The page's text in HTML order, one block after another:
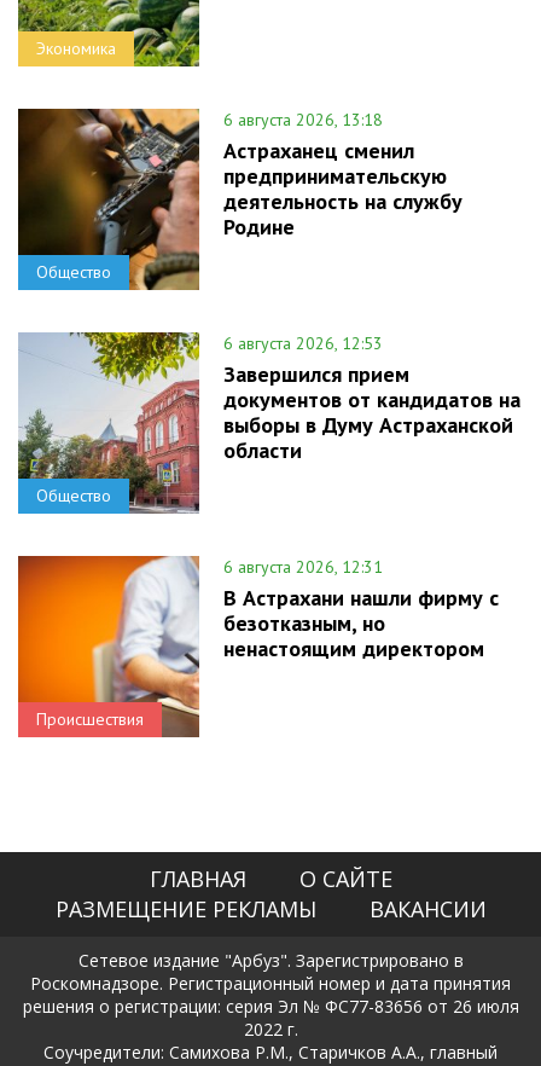
Экономика
Общество
6 августа 2026, 13:18
Астраханец сменил
предпринимательскую
деятельность на службу
Родине
Общество
6 августа 2026, 12:53
Завершился прием
документов от кандидатов на
выборы в Думу Астраханской
области
Происшествия
6 августа 2026, 12:31
В Астрахани нашли фирму с
безотказным, но
ненастоящим директором
ГЛАВНАЯ
О САЙТЕ
РАЗМЕЩЕНИЕ РЕКЛАМЫ
ВАКАНСИИ
Сетевое издание "Арбуз". Зарегистрировано в
Роскомнадзоре. Регистрационный номер и дата принятия
решения о регистрации: серия Эл № ФС77-83656 от 26 июля
2022 г.
Соучредители: Самихова Р.М., Старичков А.А., главный